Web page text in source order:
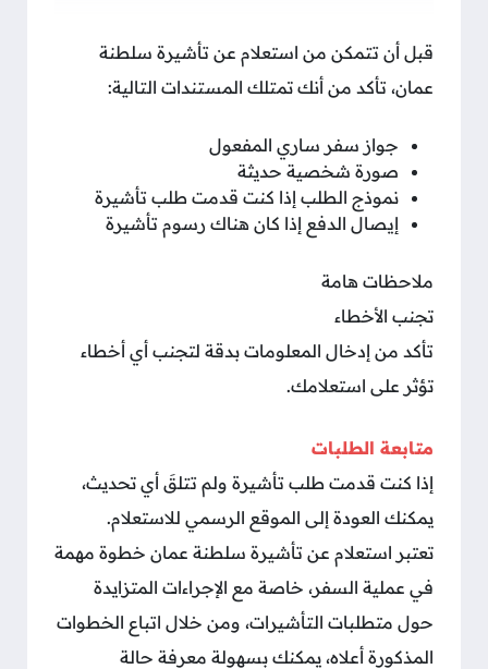
قبل أن تتمكن من استعلام عن تأشيرة سلطنة
عمان، تأكد من أنك تمتلك المستندات التالية:
جواز سفر ساري المفعول
صورة شخصية حديثة
نموذج الطلب إذا كنت قدمت طلب تأشيرة
إيصال الدفع إذا كان هناك رسوم تأشيرة
ملاحظات هامة
تجنب الأخطاء
تأكد من إدخال المعلومات بدقة لتجنب أي أخطاء
تؤثر على استعلامك.
متابعة الطلبات
إذا كنت قدمت طلب تأشيرة ولم تتلقَ أي تحديث،
يمكنك العودة إلى الموقع الرسمي للاستعلام.
تعتبر استعلام عن تأشيرة سلطنة عمان خطوة مهمة
في عملية السفر، خاصة مع الإجراءات المتزايدة
حول متطلبات التأشيرات، ومن خلال اتباع الخطوات
المذكورة أعلاه، يمكنك بسهولة معرفة حالة